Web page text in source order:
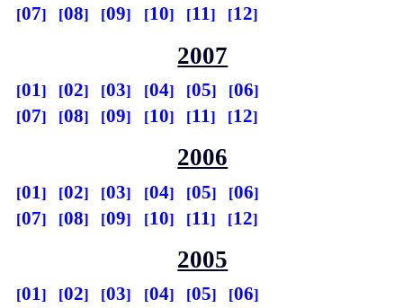
07
08 09 10 11 12
2007
01 02 03 04 05
06
07
08 09 10 11 12
2006
01 02 03 04 05
06
07
08 09 10 11 12
2005
01 02 03 04 05
06